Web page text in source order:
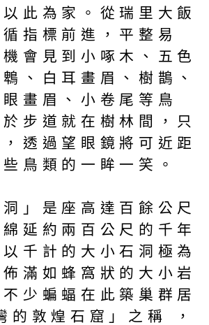
此為家。從瑞里大飯
指標前進，平整易
會見到小啄木、五色
、白耳畫眉、樹鵲、
畫眉、小卷尾等鳥
步道就在樹林間，只
透過望眼鏡將可近距
鳥類的一眸一笑。
洞」是座高達百餘公尺
延約兩百公尺的千年
千計的大小石洞極為
滿如蜂窩狀的大小岩
少蝙蝠在此築巢群居
的敦煌石窟」之稱 ，